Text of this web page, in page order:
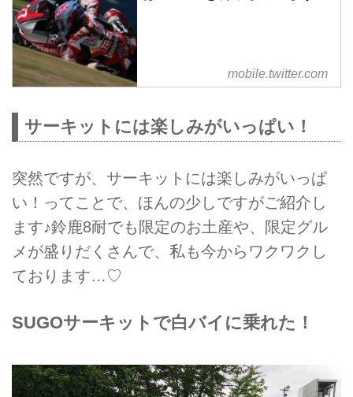
mobile.twitter.com
サーキットには楽しみがいっぱい！
突然ですが、サーキットには楽しみがいっぱ
い！ってことで、ほんの少しですがご紹介し
ます♪鈴鹿8耐でも限定のお土産や、限定グル
メが盛りだくさんで、私も今からワクワクし
ております…♡
SUGOサーキットで白バイに乗れた！